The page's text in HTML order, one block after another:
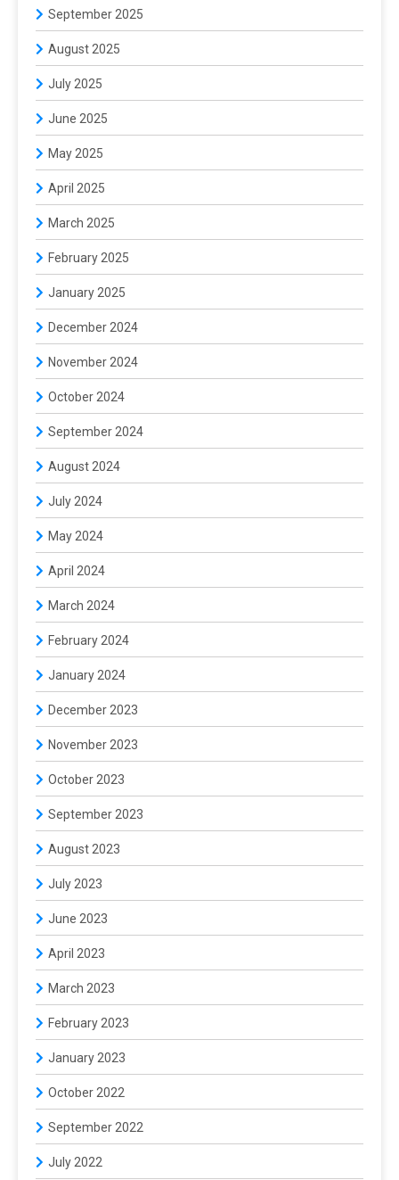
September 2025
August 2025
July 2025
June 2025
May 2025
April 2025
March 2025
February 2025
January 2025
December 2024
November 2024
October 2024
September 2024
August 2024
July 2024
May 2024
April 2024
March 2024
February 2024
January 2024
December 2023
November 2023
October 2023
September 2023
August 2023
July 2023
June 2023
April 2023
March 2023
February 2023
January 2023
October 2022
September 2022
July 2022